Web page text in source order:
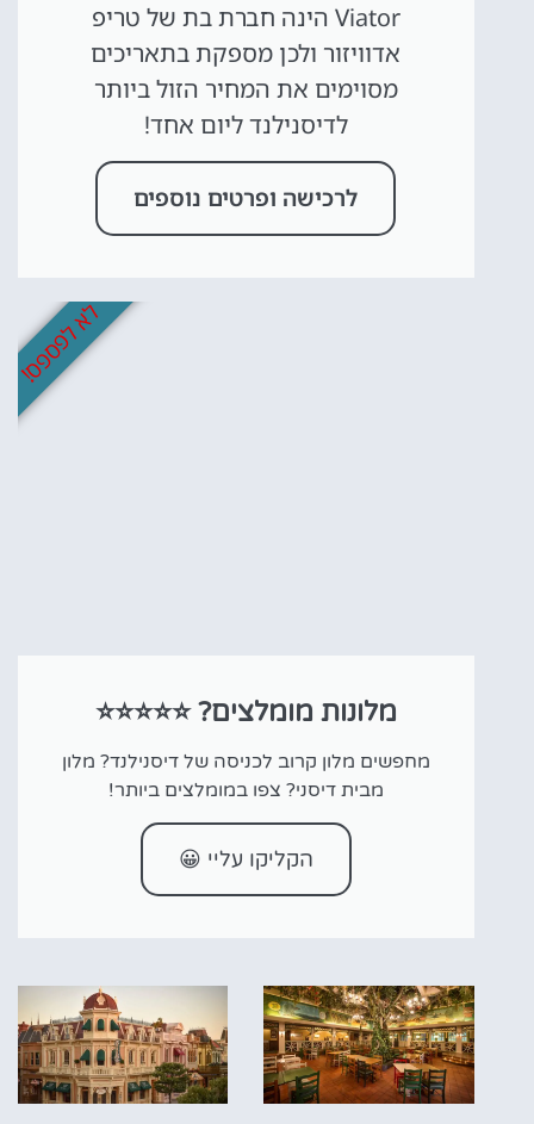
Viator הינה חברת בת של טריפ
אדוויזור ולכן מספקת בתאריכים
מסוימים את המחיר הזול ביותר
לדיסנילנד ליום אחד!
לרכישה ופרטים נוספים
מלונות מומלצים? ⭐⭐⭐⭐⭐
מחפשים מלון קרוב לכניסה של דיסנילנד? מלון
מבית דיסני? צפו במומלצים ביותר!
הקליקו עליי 😀
לא לפספס!